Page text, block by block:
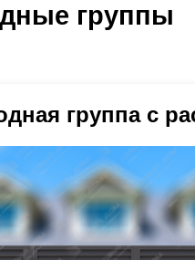
группы
группа с